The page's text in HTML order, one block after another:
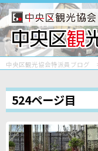
中央区観光協会特派員ブログ
524ページ目